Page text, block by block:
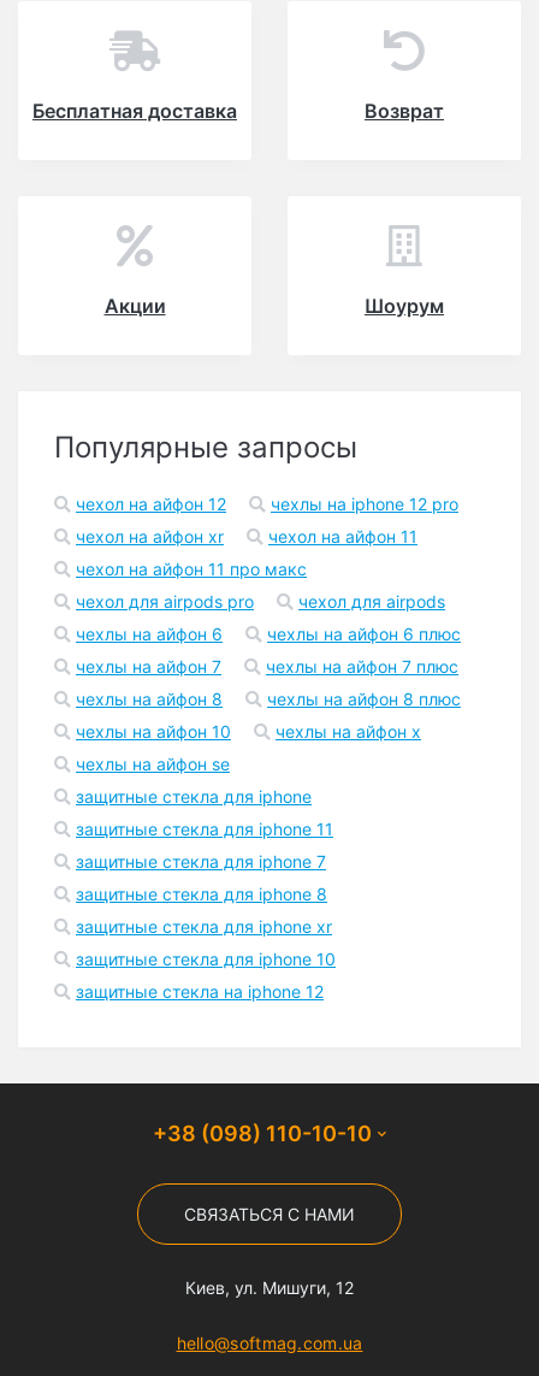
Бесплатная доставка Возврат
Акции Шоурум
Популярные запросы
чехол на айфон 12
чехлы на iphone 12 pro
чехол на айфон xr
чехол на айфон 11
чехол на айфон 11 про макс
чехол для airpods pro
чехол для airpods
чехлы на айфон 6
чехлы на айфон 6 плюс
чехлы на айфон 7
чехлы на айфон 7 плюс
чехлы на айфон 8
чехлы на айфон 8 плюс
чехлы на айфон 10
чехлы на айфон x
чехлы на айфон se
защитные стекла для iphone
защитные стекла для iphone 11
защитные стекла для iphone 7
защитные стекла для iphone 8
защитные стекла для iphone xr
защитные стекла для iphone 10
защитные стекла на iphone 12
+38 (098) 110-10-10
СВЯЗАТЬСЯ С НАМИ
Киев, ул. Мишуги, 12
hello@softmag.com.ua